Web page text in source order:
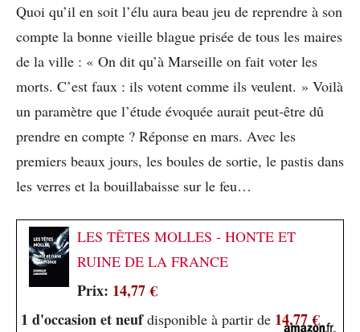
Quoi qu’il en soit l’élu aura beau jeu de reprendre à son
compte la bonne vieille blague prisée de tous les maires
de la ville : « On dit qu’à Marseille on fait voter les
morts. C’est faux : ils votent comme ils veulent. » Voilà
un paramètre que l’étude évoquée aurait peut-être dû
prendre en compte ? Réponse en mars. Avec les
premiers beaux jours, les boules de sortie, le pastis dans
les verres et la bouillabaisse sur le feu…
LES TÊTES MOLLES - HONTE ET
RUINE DE LA FRANCE
Prix: 14,77 €
1 d'occasion et neufdisponible à partir de 14,77 €